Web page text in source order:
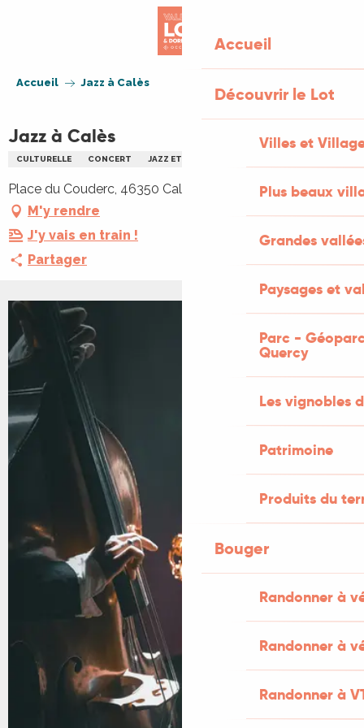
Accueil
Découvrir le Lot
Villes et
Plus beaux
Grandes
Paysages et
Parc -
Quercy
Les vignobles
Patrimoine
Produits du
Bouger
Randonner à
Randonner à
Randonner à
Accueil Jazz à Calès
Jazz à Calès
CULTURELLE CONCERT JAZZ ET BLUES
Place du Couderc, 46350 Calès
M'y rendre
J'y vais en train !
Partager